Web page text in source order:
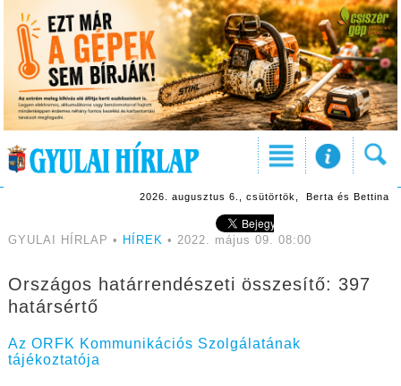
2026. augusztus 6., csütörtök, Berta és Bettina
GYULAI HÍRLAP • HÍREK • 2022. május 09. 08:00
Országos határrendészeti összesítő: 397
határsértő
Az ORFK Kommunikációs Szolgálatának
tájékoztatója